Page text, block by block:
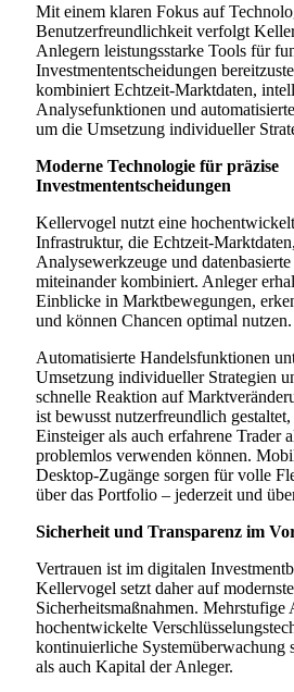
Mit einem klaren Fokus auf
Benutzerfreundlichkeit verfolgt
Anlegern leistungsstarke Tools für
Investmententscheidungen
kombiniert Echtzeit-Marktdaten,
Analysefunktionen und
um die Umsetzung individueller
Moderne Technologie für präzise
Investmententscheidungen
Kellervogel nutzt eine
Infrastruktur, die Echtzeit-
Analysewerkzeuge und datenbasierte
miteinander kombiniert. Anleger
Einblicke in Marktbewegungen,
und können Chancen optimal nutzen.
Automatisierte Handelsfunktionen
Umsetzung individueller Strategien
schnelle Reaktion auf
ist bewusst nutzerfreundlich
Einsteiger als auch erfahrene Trader
problemlos verwenden können.
Desktop-Zugänge sorgen für volle
über das Portfolio – jederzeit und
Sicherheit und Transparenz im
Vertrauen ist im digitalen
Kellervogel setzt daher auf modernste
Sicherheitsmaßnahmen.
hochentwickelte
kontinuierliche Systemüberwachung
als auch Kapital der Anleger.